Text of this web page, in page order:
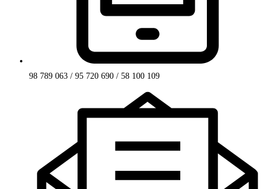
98 789 063 / 95 720 690 / 58 100 109